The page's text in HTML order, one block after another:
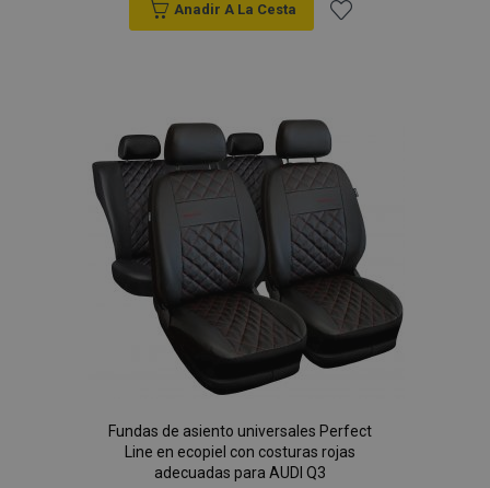
Anadir A La Cesta
Lista
de
Deseos
Fundas de asiento universales Perfect
Line en ecopiel con costuras rojas
adecuadas para AUDI Q3